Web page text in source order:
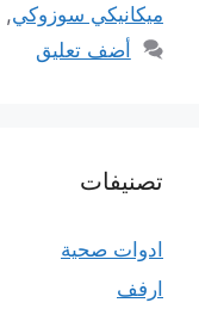
ميكانيكي سوزوكي,
أضف تعليق
تصنيفات
ادوات صحية
ارفف